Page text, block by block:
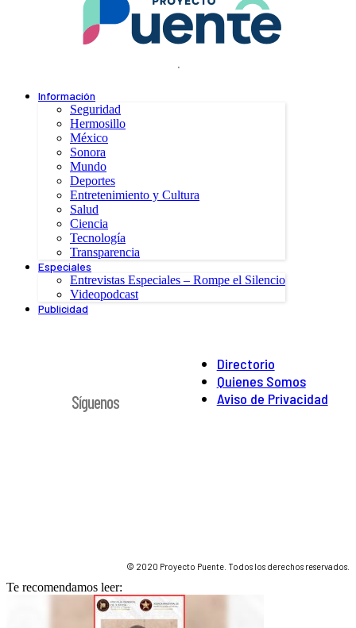
.
Información
Seguridad
Hermosillo
México
Sonora
Mundo
Deportes
Entretenimiento y Cultura
Salud
Ciencia
Tecnología
Transparencia
Especiales
Entrevistas Especiales – Rompe el Silencio
Videopodcast
Publicidad
Directorio
Quienes Somos
Aviso de Privacidad
Síguenos
© 2020 Proyecto Puente. Todos los derechos reservados.
Te recomendamos leer: